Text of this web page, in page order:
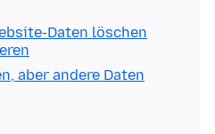
Daten löschen
aber andere Daten